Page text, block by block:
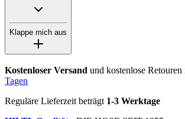
Klappe mich aus
Kostenloser Versand und kostenlose
Tagen
Reguläre Lieferzeit beträgt 1-3 Werktage